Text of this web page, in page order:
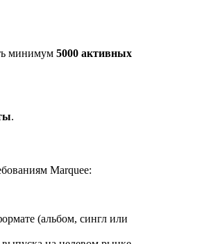
минимум 5000 активных
.
Marquee:
(альбом, сингл или